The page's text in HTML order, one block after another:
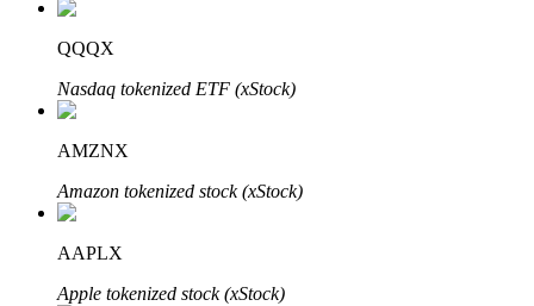
學習理財
了解如何賺取穩定收入
QQQX
Nasdaq tokenized ETF (xStock)
AMZNX
Amazon tokenized stock (xStock)
AAPLX
Apple tokenized stock (xStock)